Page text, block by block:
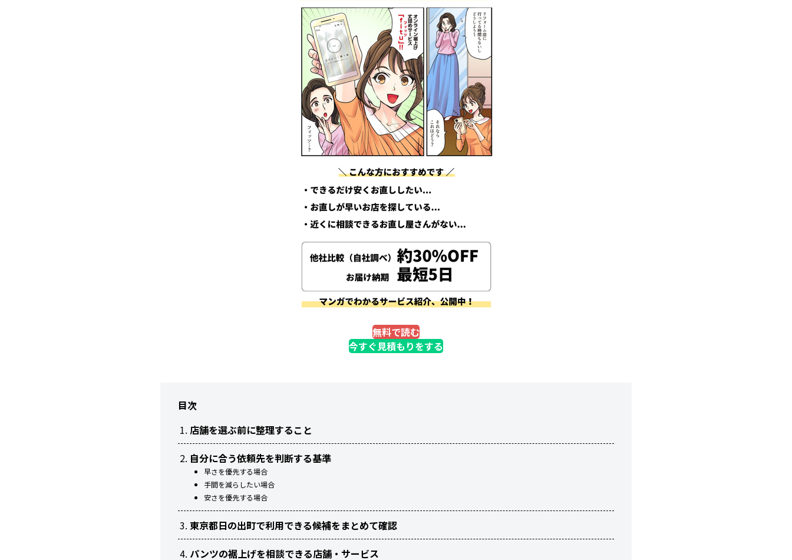
無料で読む
今すぐ見積もりをする
目次
店舗を選ぶ前に整理すること
自分に合う依頼先を判断する基準
早さを優先する場合
手間を減らしたい場合
安さを優先する場合
東京都日の出町で利用できる候補をまとめて確認
パンツの裾上げを相談できる店舗・サービス